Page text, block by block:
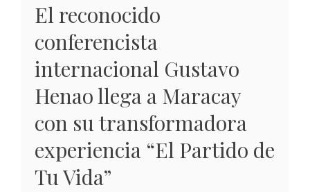
El reconocido
conferencista
internacional Gustavo
Henao llega a Maracay
con su transformadora
experiencia “El Partido de
Tu Vida”